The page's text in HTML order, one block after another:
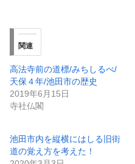
関連
高法寺前の道標/みちしるべ/
天保４年/池田市の歴史
2019年6月15日
寺社仏閣
池田市内を縦横にはしる旧街
道の覚え方を考えた！